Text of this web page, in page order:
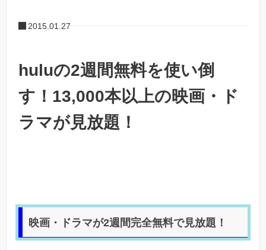
2015.01.27
huluの2週間無料を使い倒
す！13,000本以上の映画・ド
ラマが見放題！
映画・ドラマが2週間完全無料で見放題！